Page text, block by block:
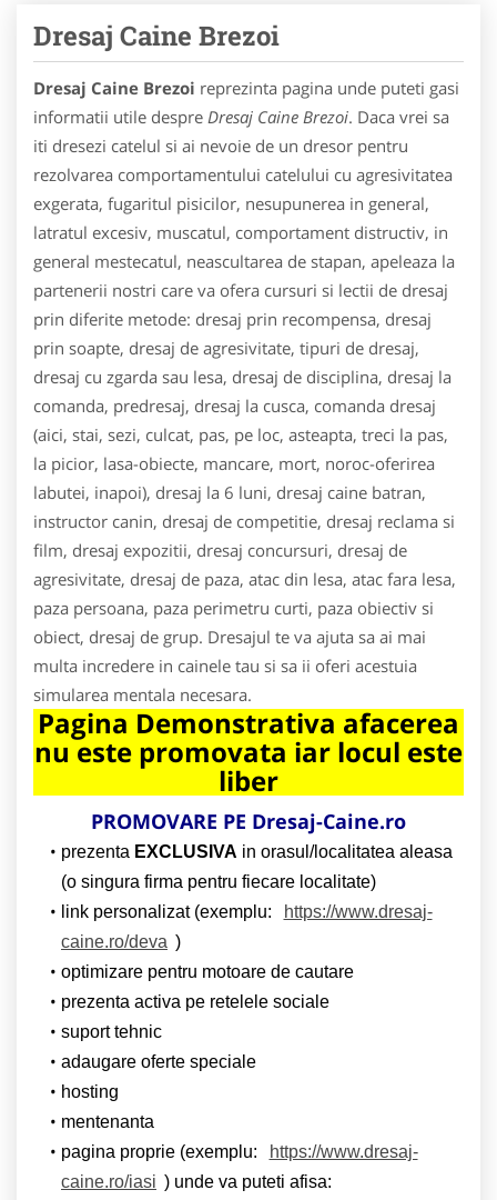
Dresaj Caine Brezoi
Dresaj Caine Brezoi reprezinta pagina unde puteti gasi
informatii utile despre Dresaj Caine Brezoi. Daca vrei sa
iti dresezi catelul si ai nevoie de un dresor pentru
rezolvarea comportamentului catelului cu agresivitatea
exgerata, fugaritul pisicilor, nesupunerea in general,
latratul excesiv, muscatul, comportament distructiv, in
general mestecatul, neascultarea de stapan, apeleaza la
partenerii nostri care va ofera cursuri si lectii de dresaj
prin diferite metode: dresaj prin recompensa, dresaj
prin soapte, dresaj de agresivitate, tipuri de dresaj,
dresaj cu zgarda sau lesa, dresaj de disciplina, dresaj la
comanda, predresaj, dresaj la cusca, comanda dresaj
(aici, stai, sezi, culcat, pas, pe loc, asteapta, treci la pas,
la picior, lasa-obiecte, mancare, mort, noroc-oferirea
labutei, inapoi), dresaj la 6 luni, dresaj caine batran,
instructor canin, dresaj de competitie, dresaj reclama si
film, dresaj expozitii, dresaj concursuri, dresaj de
agresivitate, dresaj de paza, atac din lesa, atac fara lesa,
paza persoana, paza perimetru curti, paza obiectiv si
obiect, dresaj de grup. Dresajul te va ajuta sa ai mai
multa incredere in cainele tau si sa ii oferi acestuia
simularea mentala necesara.
Pagina Demonstrativa afacerea
nu este promovata iar locul este
liber
PROMOVARE PE Dresaj-Caine.ro
prezenta EXCLUSIVA in orasul/localitatea aleasa
(o singura firma pentru fiecare localitate)
link personalizat (exemplu:
https://www.dresaj-
caine.ro/deva )
optimizare pentru motoare de cautare
prezenta activa pe retelele sociale
suport tehnic
adaugare oferte speciale
hosting
mentenanta
pagina proprie (exemplu:
https://www.dresaj-
caine.ro/iasi ) unde va puteti afisa: